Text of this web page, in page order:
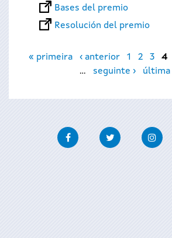
Bases del premio
Resolución del premio
Páginas
« primeira ‹ anterior 1 2 3 4
…
seguinte › última
FacebookTwitter